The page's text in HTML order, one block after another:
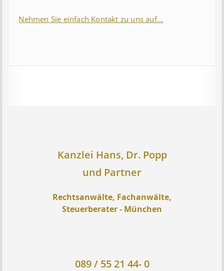
Nehmen Sie einfach Kontakt zu uns auf...
Kanzlei Hans, Dr. Popp
und Partner
Rechtsanwälte, Fachanwälte,
Steuerberater - München
089 / 55 21 44- 0